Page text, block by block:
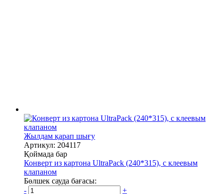
Жылдам қарап шығу
Артикул: 204117
Қоймада бар
Конверт из картона UltraPack (240*315), с клеевым
клапаном
Бөлшек сауда бағасы:
-
+